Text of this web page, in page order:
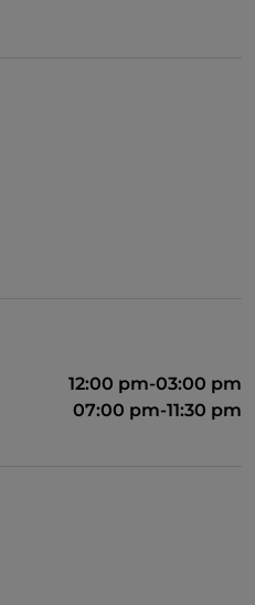
12:00 pm-03:00 pm
07:00 pm-11:30 pm